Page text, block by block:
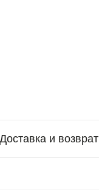
Доставка и возврат